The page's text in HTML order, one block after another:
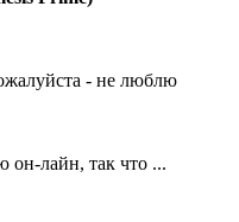
- не люблю
он-лайн, так что ...